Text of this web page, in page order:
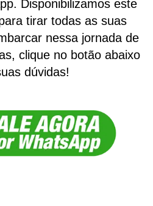
Disponibilizamos este
tirar todas as suas
nessa jornada de
clique no botão abaixo
dúvidas!